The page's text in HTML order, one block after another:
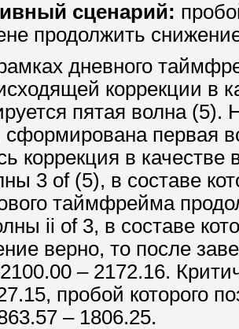
сценарий:
продолжить
дневного
коррекции в
пятая волна
первая
коррекция в
3 of (5), в составе
таймфрейма
ii of 3, в составе
верно, то после
– 2172.16.
пробой которого
– 1806.25.